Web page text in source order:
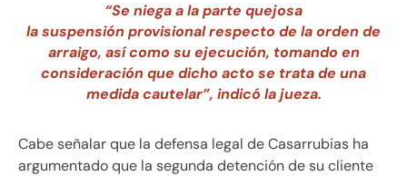
“Se niega a la parte quejosa
la suspensión provisional respecto de la orden de
arraigo, así como su ejecución, tomando en
consideración que dicho acto se trata de una
medida cautelar”, indicó la jueza.
Cabe señalar que la defensa legal de Casarrubias ha
argumentado que la segunda detención de su cliente